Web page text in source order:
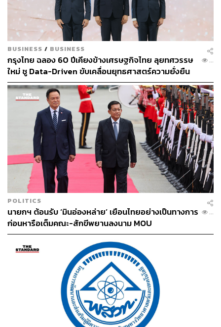
BUSINESS / BUSINESS
กรุงไทย ฉลอง 60 ปีเคียงข้างเศรษฐกิจไทย ลุยทศวรรษ
ใหม่ ชู Data-Driven ขับเคลื่อนยุทธศาสตร์ความยั่งยืน
...
POLITICS
นายกฯ ต้อนรับ ‘มินอ่องหล่าย’ เยือนไทยอย่างเป็นทางการ
ก่อนหารือเต็มคณะ-สักขีพยานลงนาม MOU
...